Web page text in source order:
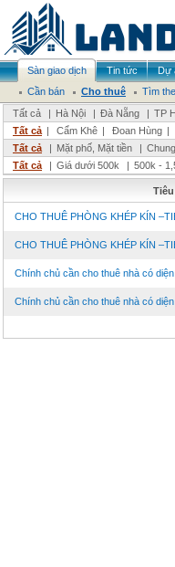
Sàn giao dịch Tin tức Dự
Cần bán
Cho thuê
Tìm
Tất cả
| Hà Nội | Đà Nẵng | TP
Tất cả | Cẩm Khê | Đoan Hùng |
Tất cả
| Mặt phố, Mặt tiền |
Tất cả
| Giá dưới 500k | 500k -
CHO THUÊ PHÒNG KHÉP KÍN
CHO THUÊ PHÒNG KHÉP KÍN
Chính chủ cần cho thuê nhà có
Chính chủ cần cho thuê nhà có